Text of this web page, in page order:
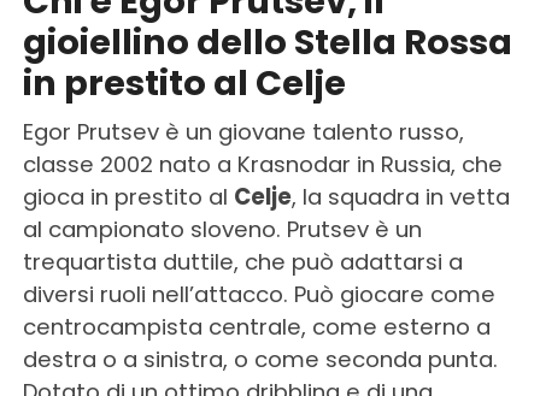
gioiellino dello Stella Rossa
in prestito al Celje
Egor Prutsev è un giovane talento russo,
classe 2002 nato a Krasnodar in Russia, che
gioca in prestito al Celje, la squadra in vetta
al campionato sloveno. Prutsev è un
trequartista duttile, che può adattarsi a
diversi ruoli nell’attacco. Può giocare come
centrocampista centrale, come esterno a
destra o a sinistra, o come seconda punta.